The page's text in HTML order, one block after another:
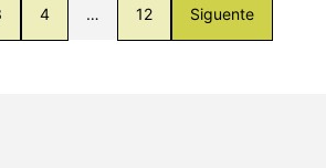
4 … 12 Siguente